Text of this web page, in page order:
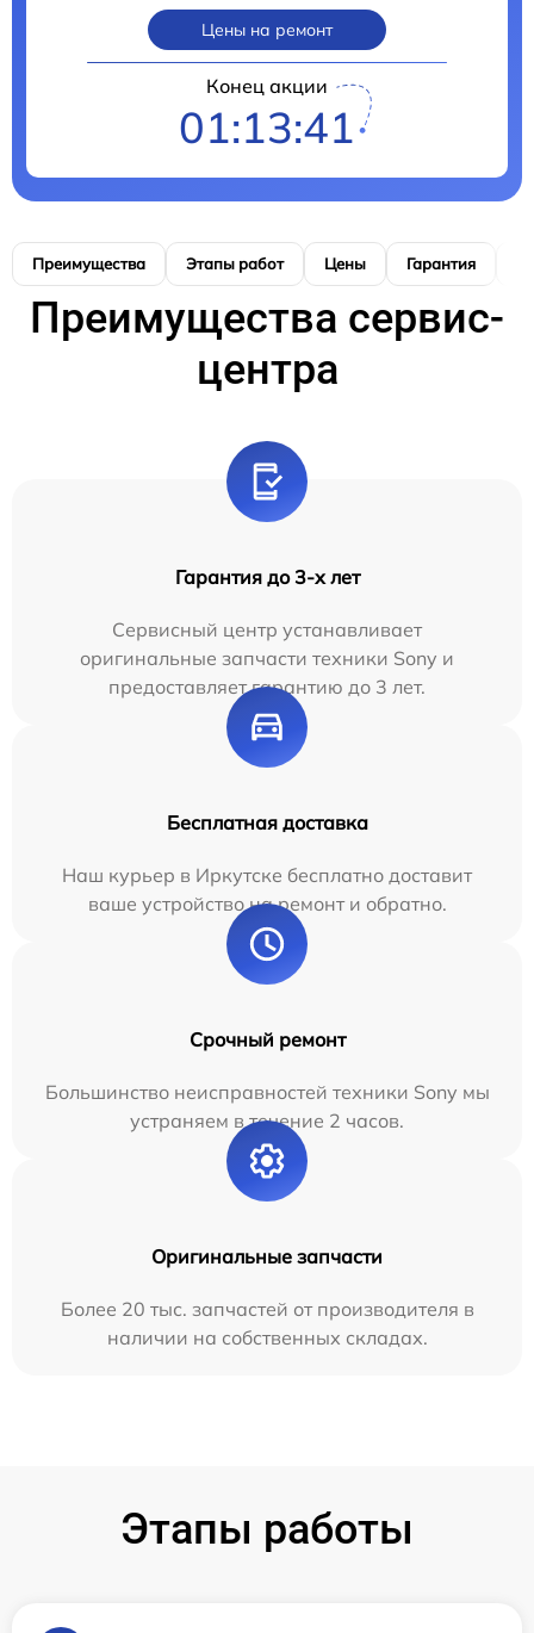
Цены на ремонт
Конец акции
01:13:40
Преимущества Этапы работ Цены Гарантия
Преимущества сервис-
центра
Гарантия до 3-х лет
Сервисный центр устанавливает
оригинальные запчасти техники Sony и
предоставляет гарантию до 3 лет.
Бесплатная доставка
Наш курьер в Иркутске бесплатно доставит
ваше устройство на ремонт и обратно.
Срочный ремонт
Большинство неисправностей техники Sony мы
устраняем в течение 2 часов.
Оригинальные запчасти
Более 20 тыс. запчастей от производителя в
наличии на собственных складах.
Этапы работы